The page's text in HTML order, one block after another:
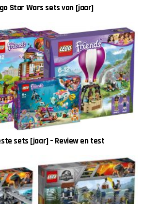
Star Wars sets van [jaar]
sets [jaar] – Review en test